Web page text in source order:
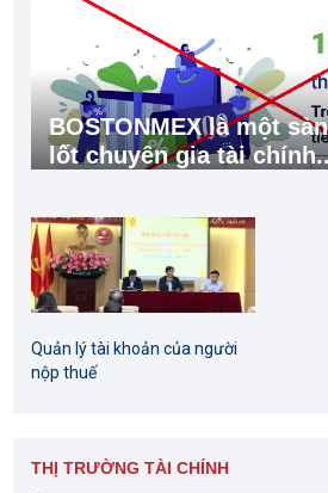
BOSTONMEX là một
lốt chuyên gia tài
Quản lý tài khoản của người
nộp thuế
THỊ TRƯỜNG TÀI CHÍNH